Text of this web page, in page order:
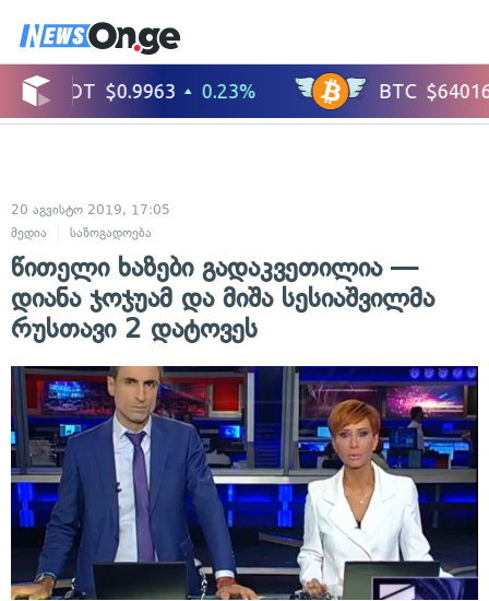
20 აგვისტო 2019, 17:05
მედია
საზოგადოება
წითელი ხაზები გადაკვეთილია —
დიანა ჯოჯუამ და მიშა სესიაშვილმა
რუსთავი 2 დატოვეს